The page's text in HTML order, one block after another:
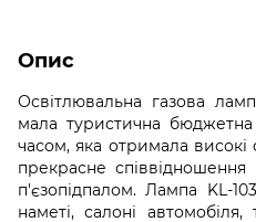
Опис
Освітлювальна газова
мала туристична
часом, яка отримала високі
прекрасне
п'єзопідпалом. Лампа KL-
наметі, салоні